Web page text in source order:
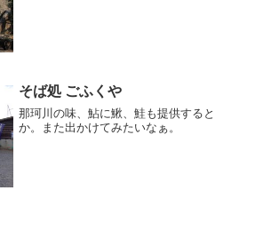
そば処 ごふくや
那珂川の味、鮎に鰍、鮭も提供すると
か。また出かけてみたいなぁ。